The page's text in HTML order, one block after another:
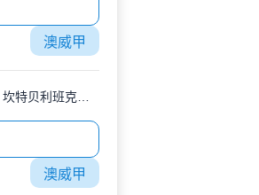
澳威甲
澳威甲